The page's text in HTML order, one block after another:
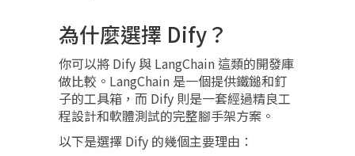
為什麼選擇 Dify？
你可以將 Dify 與 LangChain 這類的開發庫
做比較。LangChain 是一個提供鐵鎚和釘
子的工具箱，而 Dify 則是一套經過精良工
程設計和軟體測試的完整腳手架方案。
以下是選擇 Dify 的幾個主要理由：